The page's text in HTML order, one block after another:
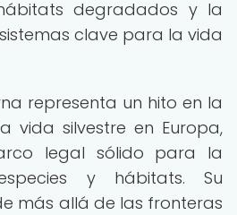
degradados y la
clave para la vida
representa un hito en la
vida silvestre en Europa,
legal sólido para la
y hábitats. Su
más allá de las fronteras